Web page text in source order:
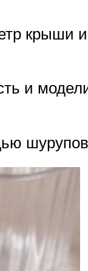
крыши
и